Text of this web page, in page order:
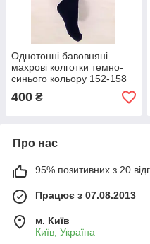
Однотонні бавовняні
махрові колготки темно-
синього кольору 152-158
400 ₴
Про нас
95% позитивних з 20
Працює з 07.08.2013
м. Київ
Київ, Україна